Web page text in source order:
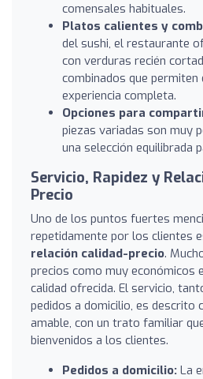
comensales habituales.
Platos calientes y
del sushi, el restaurante
con verduras recién
combinados que
experiencia completa.
Opciones para
piezas variadas son muy
una selección equilibrada
Servicio, Rapidez y
Precio
Uno de los puntos fuertes
repetidamente por los clientes
relación calidad-precio.
precios como muy económicos
calidad ofrecida. El servicio,
pedidos a domicilio, es descrito
amable, con un trato familiar
bienvenidos a los clientes.
Pedidos a domicilio: La